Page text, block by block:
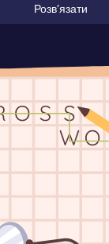
Розвʼязати